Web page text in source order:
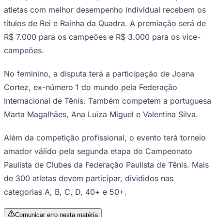
Times - Ir direto
Open Beach Tennis Series presented by
TotalEnergies. A competição será realizada
noPrainha Tamboré, após passar por Rio
de Janeiro, Fortaleza e Brasília.
Um dos destaques da programação é o torneio Rei e
Rainha da Quadra, disputado nas categorias masculina e
categoria, que jogam entre si em duplas alternadas a
cada rodada.
As partidas seguem o regulamento oficial, em melhor de
três sets. Em caso de empate, o terceiro set é decidido
em super tiebreak até 10 pontos. Ao fim da disputa, os